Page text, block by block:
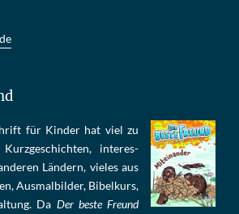
für Kin­der hat viel zu
Kurz­ge­schich­ten, in­te­res­
Län­dern, vie­les aus
Aus­mal­bil­der, Bi­bel­kurs,
Da Der beste Freund